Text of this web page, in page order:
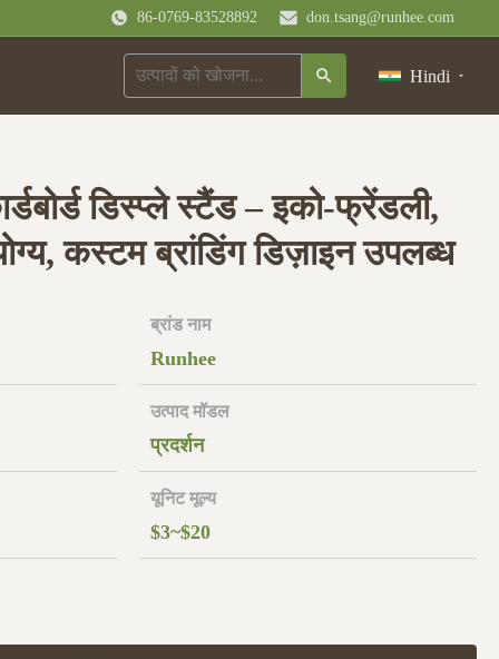
86-0769-83528892 don.tsang@runhee.com
Hindi
डिस्प्ले स्टैंड – इको-फ्रेंडली,
कस्टम ब्रांडिंग डिज़ाइन उपलब्ध
ब्रांड नाम
Runhee
उत्पाद मॉडल
प्रदर्शन
यूनिट मूल्य
$3~$20